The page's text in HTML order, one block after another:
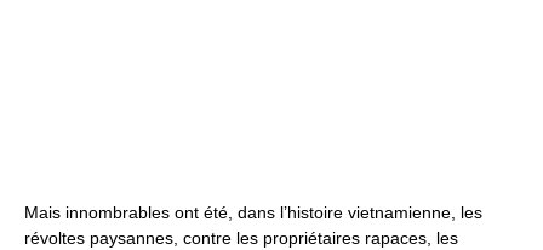
Mais innombrables ont été, dans l’histoire vietnamienne, les
révoltes paysannes, contre les propriétaires rapaces, les